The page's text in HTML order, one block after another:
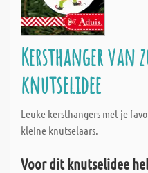
Kersthanger van
knutselidee
Leuke kersthangers met je
kleine knutselaars.
Voor dit knutselidee